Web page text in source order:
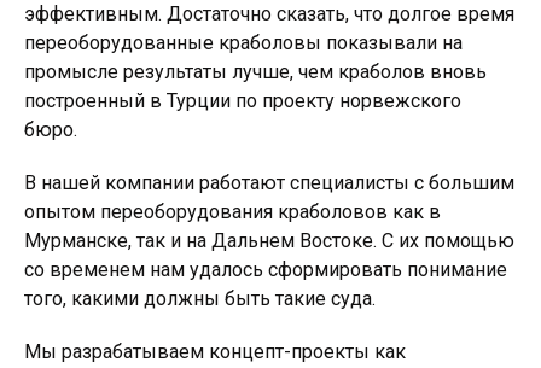
эффективным. Достаточно сказать, что долгое время
переоборудованные краболовы показывали на
промысле результаты лучше, чем краболов вновь
построенный в Турции по проекту норвежского
бюро.
В нашей компании работают специалисты с большим
опытом переоборудования краболовов как в
Мурманске, так и на Дальнем Востоке. С их помощью
со временем нам удалось сформировать понимание
того, какими должны быть такие суда.
Мы разрабатываем концепт-проекты как